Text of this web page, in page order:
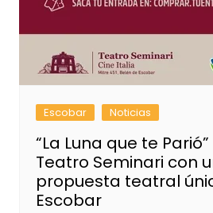
Escobar Noticias
“La Luna que te
Teatro Seminari con
propuesta teatral
Escobar